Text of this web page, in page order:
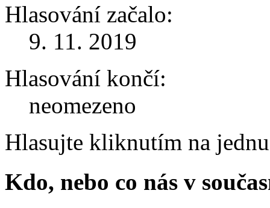
Hlasování začalo:
9. 11. 2019
Hlasování končí:
neomezeno
Hlasujte kliknutím na
Kdo, nebo co nás v